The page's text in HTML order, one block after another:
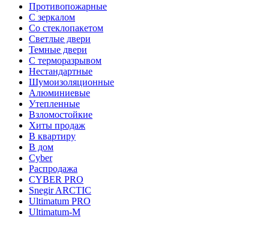
Противопожарные
С зеркалом
Со стеклопакетом
Светлые двери
Темные двери
С терморазрывом
Нестандартные
Шумоизоляционные
Алюминиевые
Утепленные
Взломостойкие
Хиты продаж
В квартиру
В дом
Cyber
Распродажа
CYBER PRO
Snegir ARCTIC
Ultimatum PRO
Ultimatum-M